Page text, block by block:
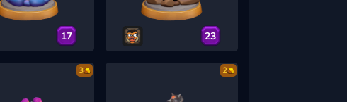
17 23
3 2